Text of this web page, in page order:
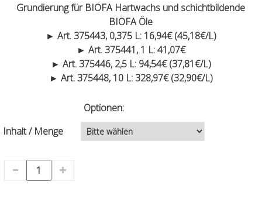
Grundierung für BIOFA Hartwachs und schichtbildende
BIOFA Öle
► Art. 375443, 0,375 L: 16,94€ (45,18€/L)
► Art. 375441, 1 L: 41,07€
► Art. 375446, 2,5 L: 94,54€ (37,81€/L)
► Art. 375448, 10 L: 328,97€ (32,90€/L)
Optionen:
Inhalt / Menge